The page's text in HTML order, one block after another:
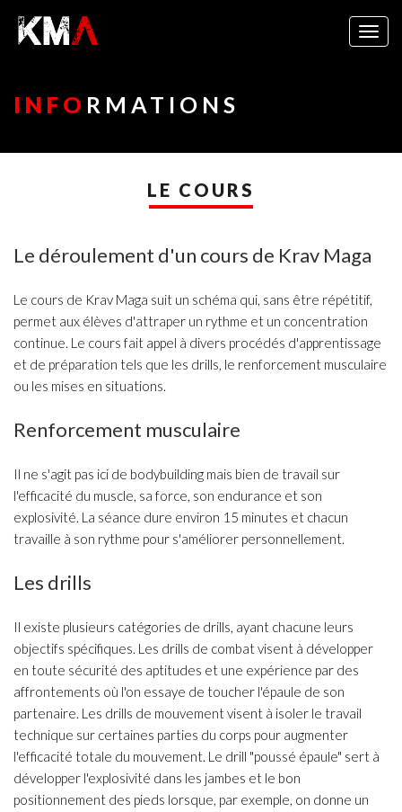
INFO RMATIONS
LE COURS
Le déroulement d'un cours de Krav Maga
Le cours de Krav Maga suit un schéma qui, sans être répétitif,
permet aux élèves d'attraper un rythme et un concentration
continue. Le cours fait appel à divers procédés d'apprentissage
et de préparation tels que les drills, le renforcement musculaire
ou les mises en situations.
Renforcement musculaire
Il ne s'agit pas ici de bodybuilding mais bien de travail sur
l'efficacité du muscle, sa force, son endurance et son
explosivité. La séance dure environ 15 minutes et chacun
travaille à son rythme pour s'améliorer personnellement.
Les drills
Il existe plusieurs catégories de drills, ayant chacune leurs
objectifs spécifiques. Les drills de combat visent à développer
en toute sécurité des aptitudes et une expérience par des
affrontements où l'on essaye de toucher l'épaule de son
partenaire. Les drills de mouvement visent à isoler le travail
technique sur certaines parties du corps pour augmenter
l'efficacité totale du mouvement. Le drill "poussé épaule" sert à
développer l'explosivité dans les jambes et le bon
positionnement des pieds lorsque, par exemple, on donne un